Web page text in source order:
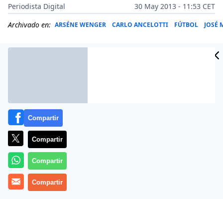
Periodista Digital
30 May 2013 - 11:53 CET
Archivado en: ARSÉNE WENGER CARLO ANCELOTTI FÚTBOL JOSÉ
Eltécnico italiano
Compartir
Compartir
Compartir
Compartir